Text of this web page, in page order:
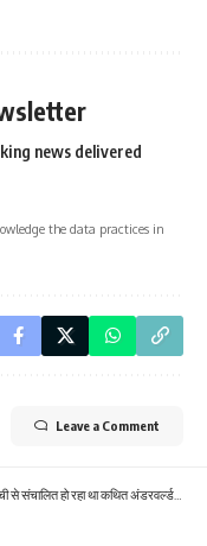
news delivered
the data practices in
Leave a Comment
संचालित हो रहा था कथित अंडरवर्ल्ड नेटवर्क